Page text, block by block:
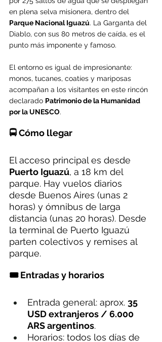
en plena selva misionera, dentro del
Parque Nacional Iguazú. La Garganta del
Diablo, con sus 80 metros de caída, es el
punto más imponente y famoso.
El entorno es igual de impresionante:
monos, tucanes, coatíes y mariposas
acompañan a los visitantes en este rincón
declarado Patrimonio de la Humanidad
por la UNESCO.
🚍 Cómo llegar
El acceso principal es desde
Puerto Iguazú, a 18 km del
parque. Hay vuelos diarios
desde Buenos Aires (unas 2
horas) y ómnibus de larga
distancia (unas 20 horas). Desde
la terminal de Puerto Iguazú
parten colectivos y remises al
parque.
🎟️ Entradas y horarios
Entrada general: aprox. 35
USD extranjeros / 6.000
ARS argentinos.
Horarios: todos los días de